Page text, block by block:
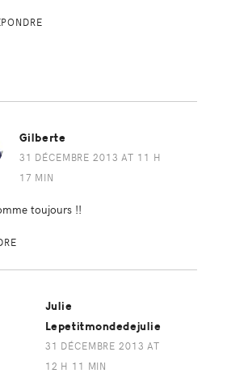
Gilberte
31 DÉCEMBRE 2013 AT 11 H
17 MIN
toujours !!
Julie
Lepetitmondedejulie
31 DÉCEMBRE 2013 AT
12 H 11 MIN